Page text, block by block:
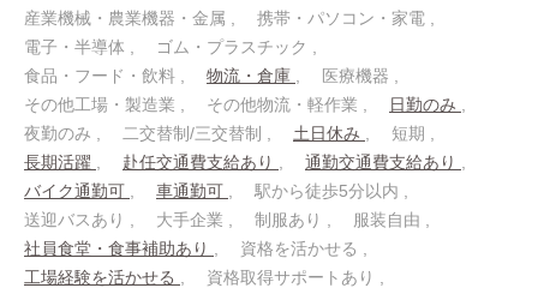
産業機械・農業機器・金属
携帯・パソコン・家電
電子・半導体
ゴム・プラスチック
食品・フード・飲料
物流・倉庫
医療機器
その他工場・製造業
その他物流・軽作業
日勤のみ
夜勤のみ
二交替制/三交替制 土日休み
短期
長期活躍
赴任交通費支給あり
通勤交通費支給あり
バイク通勤可
車通勤可
駅から徒歩5分以内
送迎バスあり
大手企業 制服あり
服装自由
社員食堂・食事補助あり
資格を活かせる
工場経験を活かせる
資格取得サポートあり